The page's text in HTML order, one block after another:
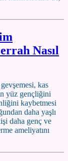
Nasıl
kas
yüz gençliğini
kaybetmesi
daha yaşlı
daha genç ve
ameliyatını